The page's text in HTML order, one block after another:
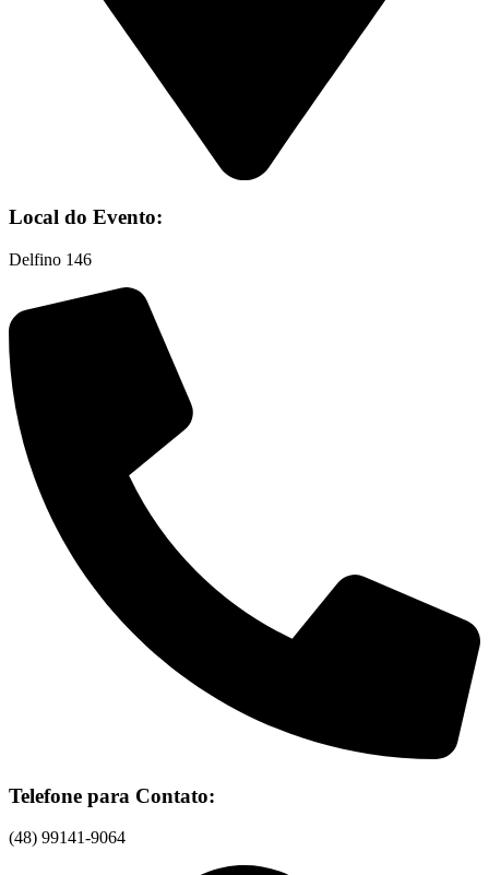
Local do Evento:
Delfino 146
Telefone para Contato:
(48) 99141-9064